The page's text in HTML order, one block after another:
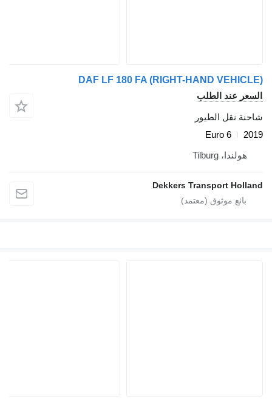
DAF LF 180 FA (RIGHT-HAND VEHICLE)
السعر عند الطلب
شاحنة نقل الطيور
2019
Euro 6
هولندا، Tilburg
Dekkers Transport Holland